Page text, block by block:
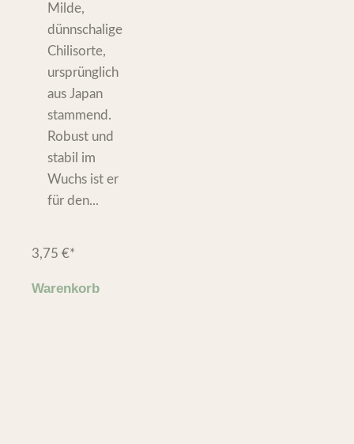
Milde,
dünnschalige
Chilisorte,
ursprünglich
aus Japan
stammend.
Robust und
stabil im
Wuchs ist er
für den...
3,75 €*
Warenkorb